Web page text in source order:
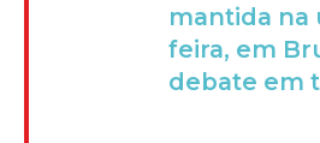
mantida na
feira, em
debate em